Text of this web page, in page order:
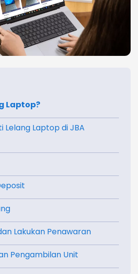
Laptop?
Lelang Laptop di JBA
Lakukan Penawaran
Pengambilan Unit